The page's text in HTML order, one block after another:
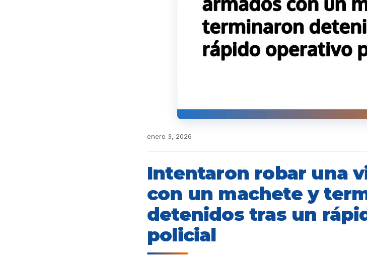
enero 3, 2026
Intentaron robar una
con un machete y
detenidos tras un
policial